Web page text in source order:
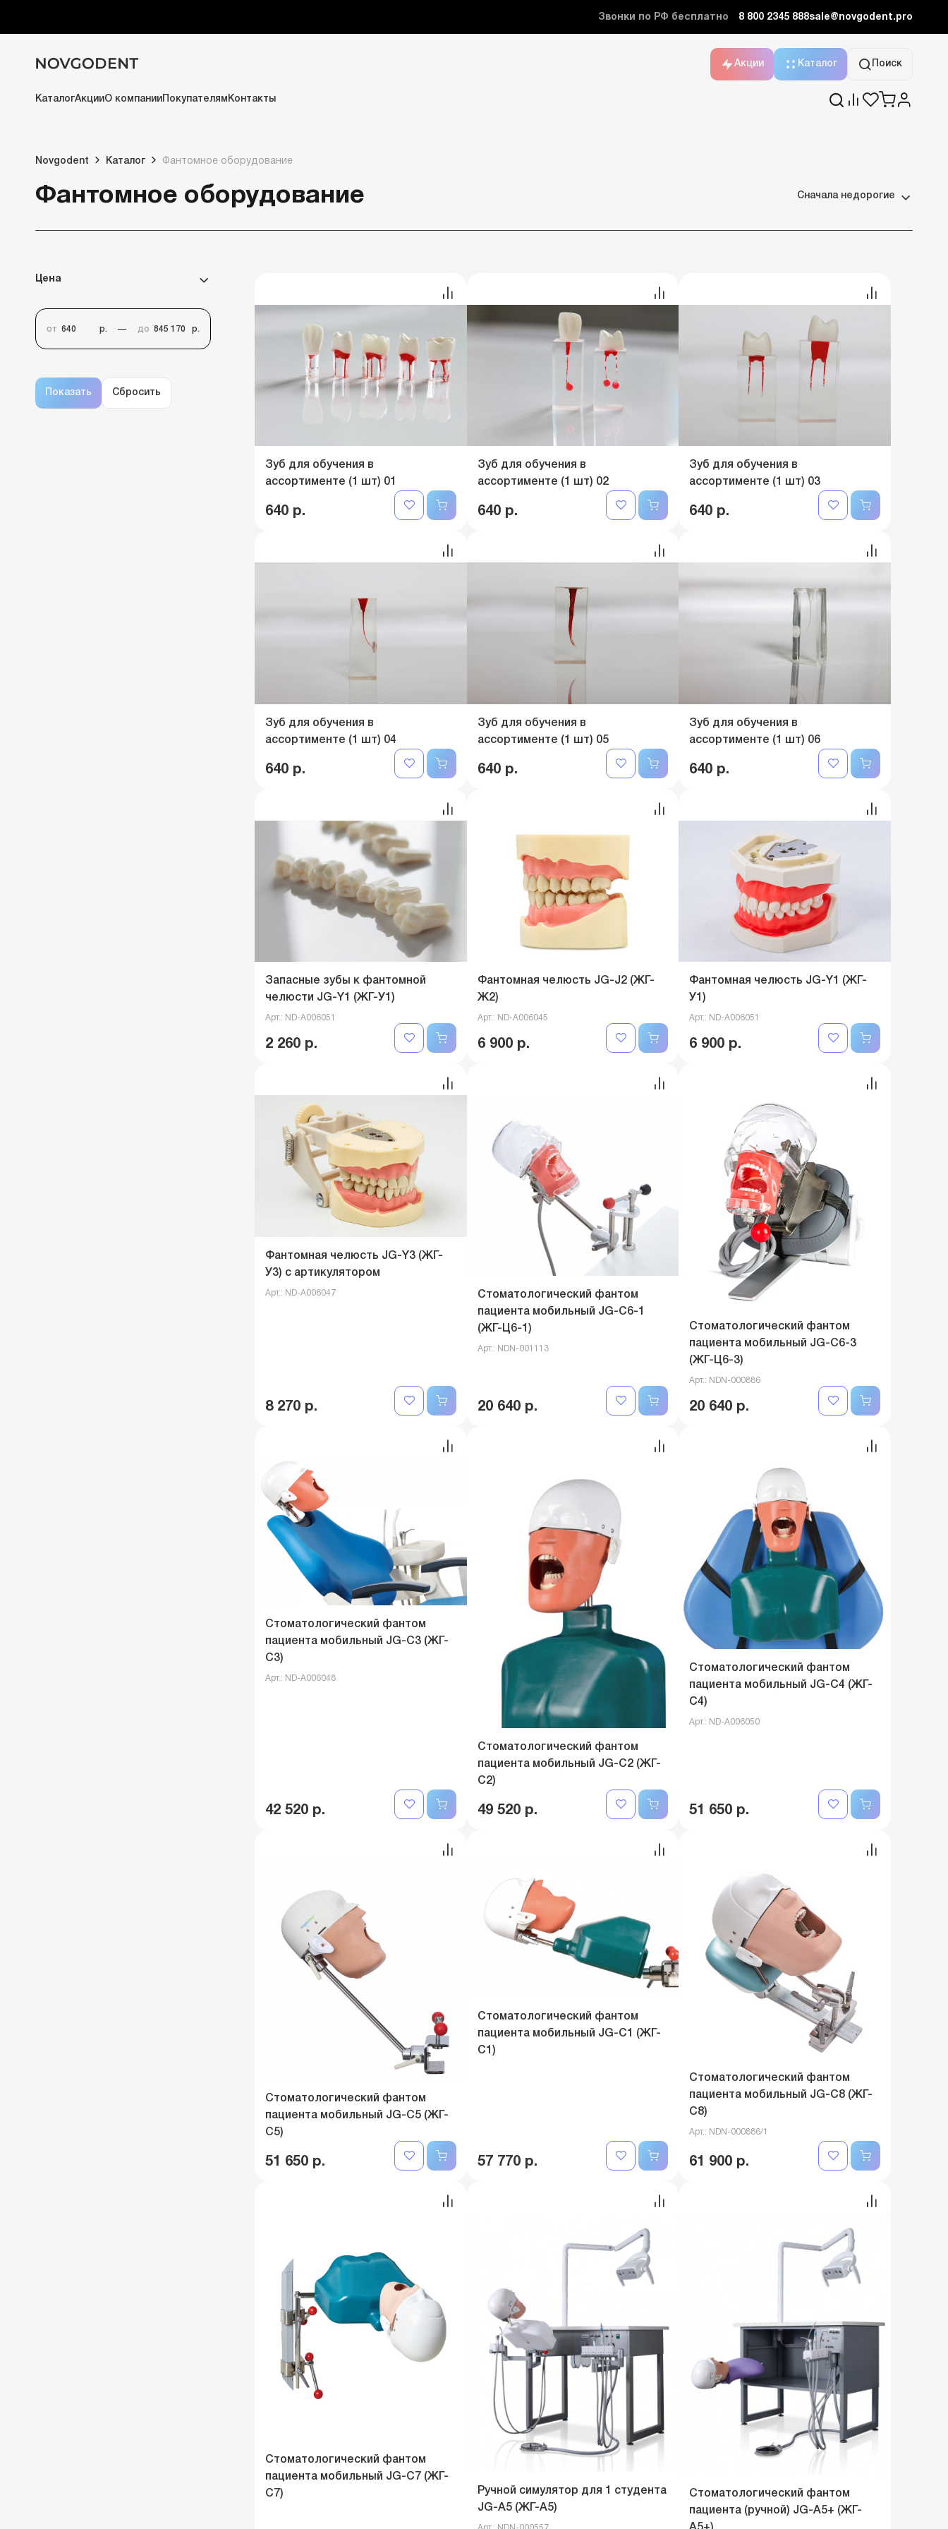
Звонки по РФ бесплатно 8 800 2345 888sale@novgodent.pro
Акции Каталог Поиск
КаталогАкцииО компании Покупателям Контакты
Novgodent Каталог Фантомное оборудование
Фантомное оборудование Сначала недорогие
Цена
от р. до р.
Зуб для обучения в
ассортименте (1 шт) 01
640 р.
Зуб для обучения в
ассортименте (1 шт) 02
640 р.
Зуб для обучения в
ассортименте (1 шт) 03
640 р.
Зуб для обучения в
ассортименте (1 шт) 04
640 р.
Зуб для обучения в
ассортименте (1 шт) 05
640 р.
Зуб для обучения в
ассортименте (1 шт) 06
640 р.
Запасные зубы к фантомной
челюсти JG-Y1 (ЖГ-У1)
Арт.: ND-A006051
2 260 р.
Фантомная челюсть JG-J2 (ЖГ-
Ж2)
Арт.: ND-A006045
6 900 р.
Фантомная челюсть JG-Y1 (ЖГ-
У1)
Арт.: ND-A006051
6 900 р.
Фантомная челюсть JG-Y3 (ЖГ-
У3) с артикулятором
Арт.: ND-A006047
8 270 р.
Стоматологический фантом
пациента мобильный JG-C6-1
(ЖГ-Ц6-1)
Арт.: NDN-001113
20 640 р.
Стоматологический фантом
пациента мобильный JG-C6-3
(ЖГ-Ц6-3)
Арт.: NDN-000886
20 640 р.
Стоматологический фантом
пациента мобильный JG-C3 (ЖГ-
C3)
Арт.: ND-A006048
42 520 р.
Стоматологический фантом
пациента мобильный JG-C2 (ЖГ-
C2)
49 520 р.
Стоматологический фантом
пациента мобильный JG-C4 (ЖГ-
C4)
Арт.: ND-A006050
51 650 р.
Стоматологический фантом
пациента мобильный JG-C5 (ЖГ-
C5)
51 650 р.
Стоматологический фантом
пациента мобильный JG-C1 (ЖГ-
C1)
57 770 р.
Стоматологический фантом
пациента мобильный JG-C8 (ЖГ-
C8)
Арт.: NDN-000886/1
61 900 р.
Стоматологический фантом
пациента мобильный JG-C7 (ЖГ-
C7)
Ручной симулятор для 1 студента
JG-A5 (ЖГ-А5)
Стоматологический фантом
пациента (ручной) JG-A5+ (ЖГ-